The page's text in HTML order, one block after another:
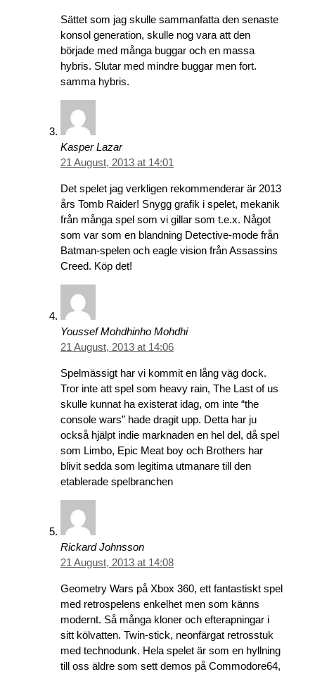
Sättet som jag skulle sammanfatta den senaste
konsol generation, skulle nog vara att den
började med många buggar och en massa
hybris. Slutar med mindre buggar men fort.
samma hybris.
Kasper Lazar
21 August, 2013 at 14:01
Det spelet jag verkligen rekommenderar är 2013
års Tomb Raider! Snygg grafik i spelet, mekanik
från många spel som vi gillar som t.e.x. Något
som var som en blandning Detective-mode från
Batman-spelen och eagle vision från Assassins
Creed. Köp det!
Youssef Mohdhinho Mohdhi
21 August, 2013 at 14:06
Spelmässigt har vi kommit en lång väg dock.
Tror inte att spel som heavy rain, The Last of us
skulle kunnat ha existerat idag, om inte “the
console wars” hade dragit upp. Detta har ju
också hjälpt indie marknaden en hel del, då spel
som Limbo, Epic Meat boy och Brothers har
blivit sedda som legitima utmanare till den
etablerade spelbranchen
Rickard Johnsson
21 August, 2013 at 14:08
Geometry Wars på Xbox 360, ett fantastiskt spel
med retrospelens enkelhet men som känns
modernt. Så många kloner och efterapningar i
sitt kölvatten. Twin-stick, neonfärgat retrosstuk
med technodunk. Hela spelet är som en hyllning
till oss äldre som sett demos på Commodore64,